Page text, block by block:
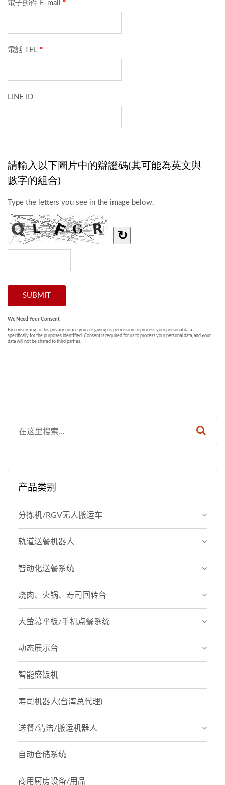
产品类别
分拣机/RGV无人搬运车
轨道送餐机器人
智动化送餐系统
烧肉、火锅、寿司回转台
大萤幕平板/手机点餐系统
动态展示台
智能盛饭机
寿司机器人(台湾总代理)
送餐/清洁/搬运机器人
自动仓储系统
商用厨房设备/用品